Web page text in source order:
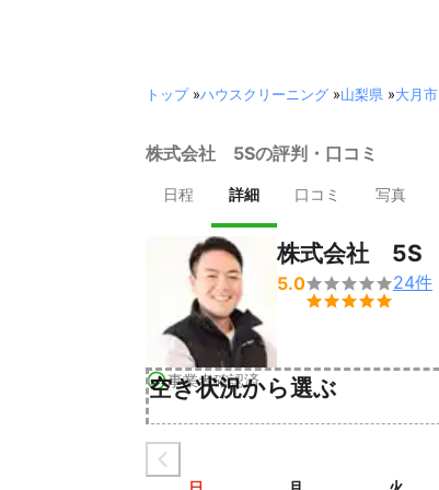
トップ»ハウスクリーニング »山梨県 »大月市
株式会社 5Sの評判・口コミ
日程 詳細 口コミ 写真
事業者確認済
株式会社 5S
5.0

24件
空き状況から選ぶ